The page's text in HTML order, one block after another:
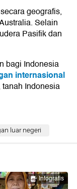
geografis,
Selain
Pasifik dan
bagi Indonesia
internasional
Indonesia
luar negeri
Infografis